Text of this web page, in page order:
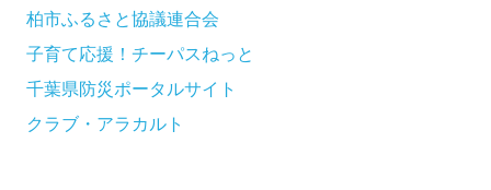
柏市ふるさと協議連合会
子育て応援！チーパスねっと
千葉県防災ポータルサイト
クラブ・アラカルト